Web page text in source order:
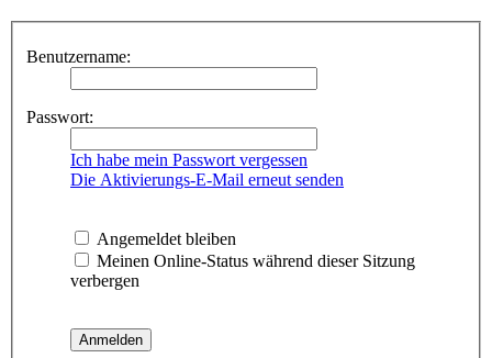
Benutzername:
Passwort:
Ich habe mein Passwort vergessen
Die Aktivierungs-E-Mail erneut senden
Angemeldet bleiben
Meinen Online-Status während dieser Sitzung
verbergen